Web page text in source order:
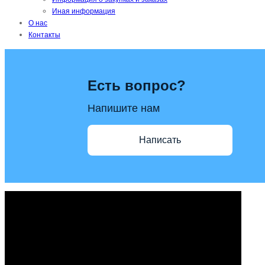
Иная информация
О нас
Контакты
Есть вопрос?
Напишите нам
Написать